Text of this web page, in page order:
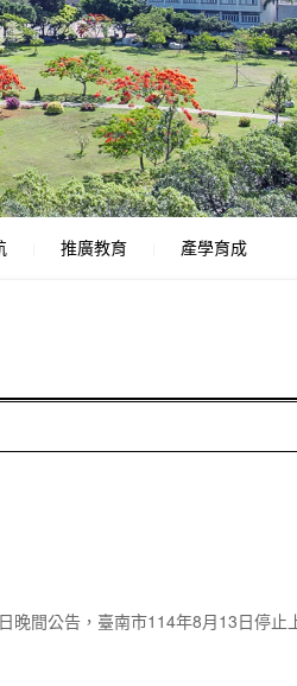
推廣教育 產學育成
晚間公告，臺南市114年8月13日停